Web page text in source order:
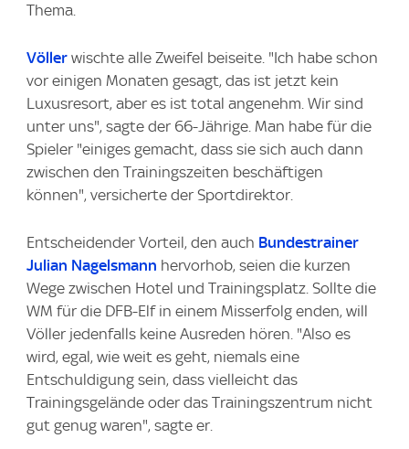
Thema.
Völler wischte alle Zweifel beiseite. "Ich habe schon
vor einigen Monaten gesagt, das ist jetzt kein
Luxusresort, aber es ist total angenehm. Wir sind
unter uns", sagte der 66-Jährige. Man habe für die
Spieler "einiges gemacht, dass sie sich auch dann
zwischen den Trainingszeiten beschäftigen
können", versicherte der Sportdirektor.
Entscheidender Vorteil, den auch Bundestrainer
Julian Nagelsmann hervorhob, seien die kurzen
Wege zwischen Hotel und Trainingsplatz. Sollte die
WM für die DFB-Elf in einem Misserfolg enden, will
Völler jedenfalls keine Ausreden hören. "Also es
wird, egal, wie weit es geht, niemals eine
Entschuldigung sein, dass vielleicht das
Trainingsgelände oder das Trainingszentrum nicht
gut genug waren", sagte er.